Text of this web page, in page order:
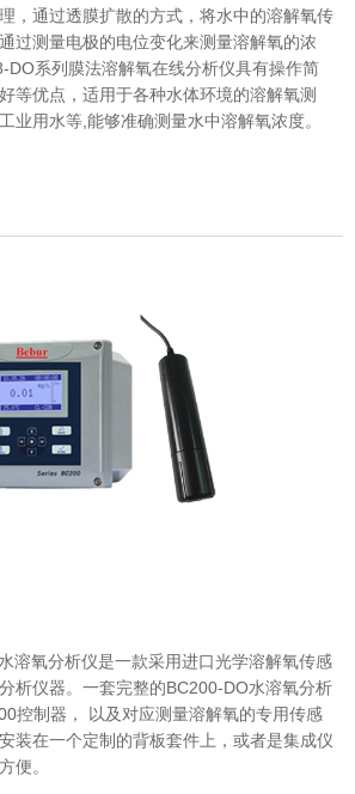
，通过透膜扩散的方式，将水中的溶解氧传
过测量电极的电位变化来测量溶解氧的浓
DO系列膜法溶解氧在线分析仪具有操作简
等优点，适用于各种水体环境的溶解氧测
业用水等,能够准确测量水中溶解氧浓度。
溶氧分析仪是一款采用进口光学溶解氧传感
析仪器。一套完整的BC200-DO水溶氧分析
控制器， 以及对应测量溶解氧的专用传感
装在一个定制的背板套件上，或者是集成仪
便。